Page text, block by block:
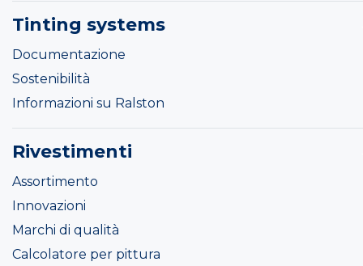
Tinting systems
Documentazione
Sostenibilità
Informazioni su Ralston
Rivestimenti
Assortimento
Innovazioni
Marchi di qualità
Calcolatore per pittura